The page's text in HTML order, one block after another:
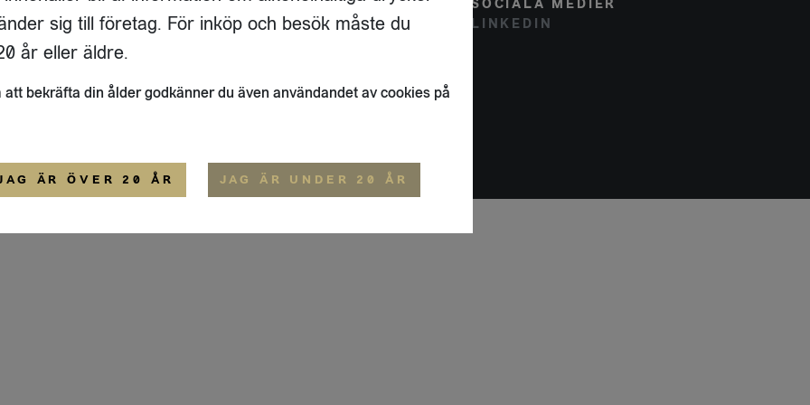
17 A
STOCKHOLM
FLAIVY
OM OSS
SOCIALA MEDIER
LINKEDIN
ALLMÄNNA VILLKOR
sig till företag. För inköp och besök måste du
år eller äldre.
att bekräfta din ålder godkänner du även användandet av cookies på
ÄR ÖVER 20 ÅR JAG ÄR UNDER 20 ÅR